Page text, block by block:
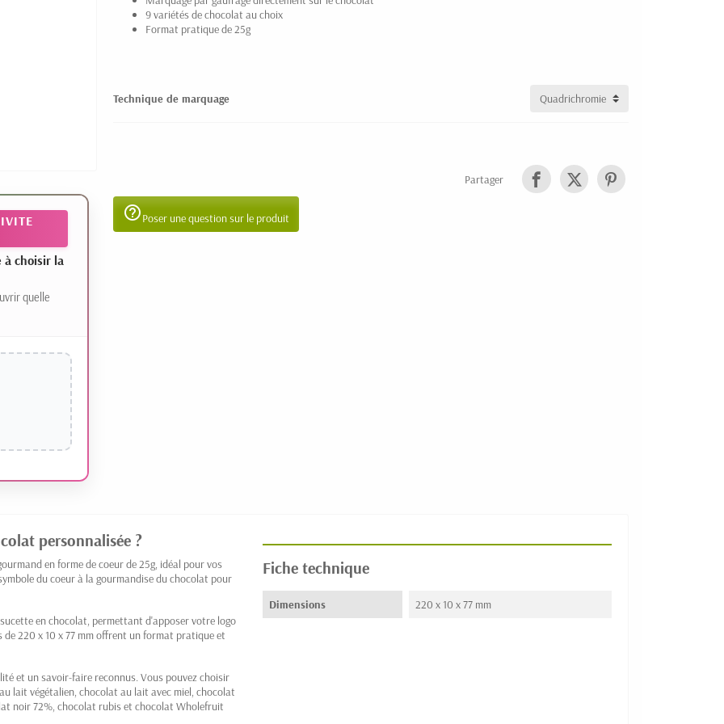
à choisir la
quelle
9 variétés de chocolat au choix
Format pratique de 25g
Technique de marquage
Partager
help_outlinePoser une question sur le produit
personnalisée ?
en forme de coeur de 25g, idéal pour vos
du coeur à la gourmandise du chocolat pour
en chocolat, permettant d'apposer votre logo
de 220 x 10 x 77 mm offrent un format pratique et
et un savoir-faire reconnus. Vous pouvez choisir
lait végétalien, chocolat au lait avec miel, chocolat
noir 72%, chocolat rubis et chocolat Wholefruit
Fiche technique
Dimensions 220 x 10 x 77 mm